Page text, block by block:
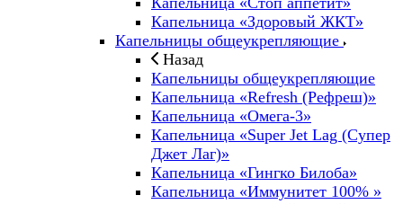
Капельница «Здоровый ЖКТ»
Капельницы общеукрепляющие
Назад
Капельницы общеукрепляющие
Капельница «Refresh (Рефреш)»
Капельница «Омега-3»
Капельница «Super Jet Lag (Супер
Джет Лаг)»
Капельница «Гингко Билоба»
Капельница «Иммунитет 100% »